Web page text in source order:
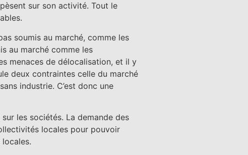
sur son activité. Tout le
soumis au marché, comme les
au marché comme les
menaces de délocalisation, et il y
deux contraintes celle du marché
industrie. C’est donc une
les sociétés. La demande des
locales pour pouvoir